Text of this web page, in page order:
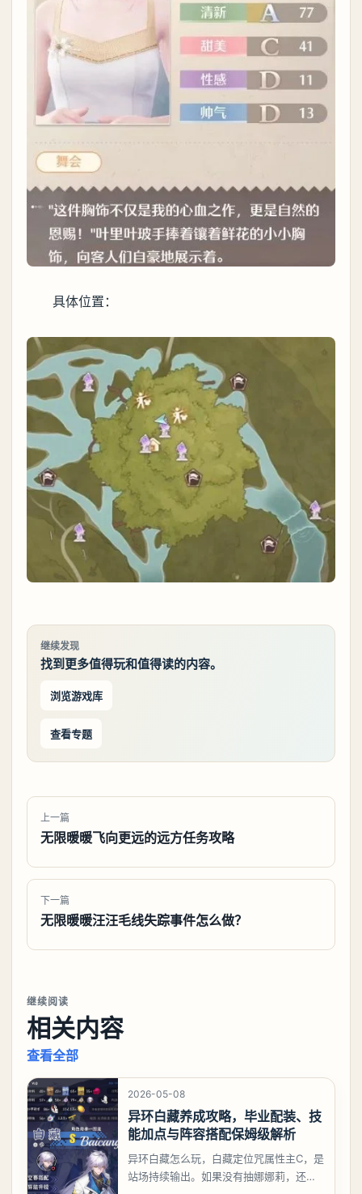
具体位置：
继续发现
找到更多值得玩和值得读的内容。
浏览游戏库
查看专题
上一篇
无限暖暖飞向更远的远方任务攻略
下一篇
无限暖暖汪汪毛线失踪事件怎么做？
继续阅读
相关内容
查看全部
2026-05-08
异环白藏养成攻略，毕业配装、技
能加点与阵容搭配保姆级解析
异环白藏怎么玩，白藏定位咒属性主C，是
站场持续输出。如果没有抽娜娜莉，还没